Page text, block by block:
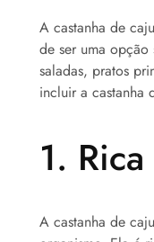
A castanha de
de ser uma
saladas, pratos
incluir a castanha
1.
A castanha de